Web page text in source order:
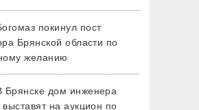
покинул пост
Брянской области по
желанию
Брянске дом инженера
на аукцион по